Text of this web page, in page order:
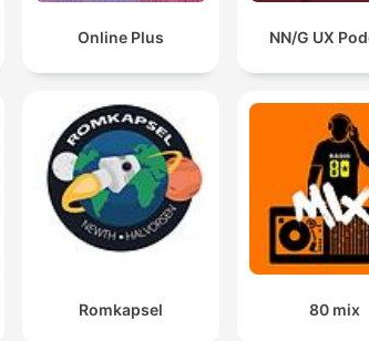
Online Plus NN/G UX
Romkapsel 80 mix